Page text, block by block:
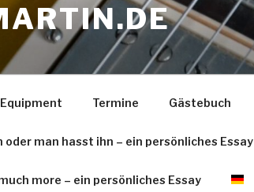
Equipment Termine Gästebuch
oder man hasst ihn – ein persönliches Essay
more – ein persönliches Essay